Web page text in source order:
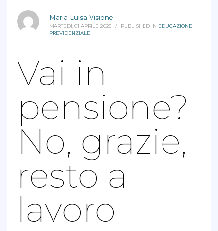
Maria Luisa Visione
MARTEDÌ, 01 APRILE 2025 / PUBLISHED IN EDUCAZIONE
PREVIDENZIALE
Vai in
pensione?
No, grazie,
resto a
lavoro